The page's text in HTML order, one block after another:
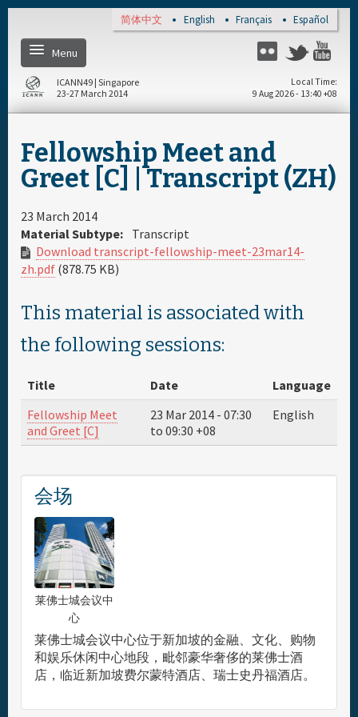
Skip to main content简体中文 English Français Español
Menu
Flickr Twitter
主页
关于
每日日程安排
资料和媒体文件
旅行与签证
酒店
赞助人
综合信息
ICANN49 | Singapore
23-27 March 2014
Local Time
9 Aug 2026 - 13:40 +08
Fellowship Meet and
Greet [C] | Transcript (ZH)
23 March 2014
Material Subtype: Transcript
Download transcript-fellowship-meet-23mar14-
zh.pdf (878.75 KB)
This material is associated with
the following sessions:
Title Date
Language
Fellowship Meet
and Greet [C]
23 Mar 2014 - 07:30
to 09:30 +08
English
会场
莱佛士城会议中
心
莱佛士城会议中心位于新加坡的金融、文化、购物
和娱乐休闲中心地段，毗邻豪华奢侈的莱佛士酒
店，临近新加坡费尔蒙特酒店、瑞士史丹福酒店。